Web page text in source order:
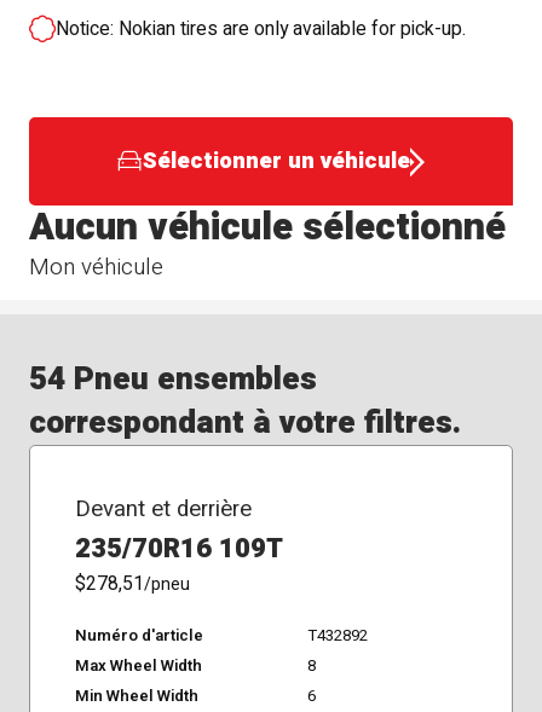
Notice: Nokian tires are only available for pick-up.
Sélectionner un véhicule
Mon véhicule
Aucun véhicule sélectionné
54 Pneu ensembles
correspondant à votre filtres.
Devant et derrière
235/70R16 109T
$278,51/pneu
Numéro d'article
T432892
Max Wheel Width
8
Min Wheel Width
6